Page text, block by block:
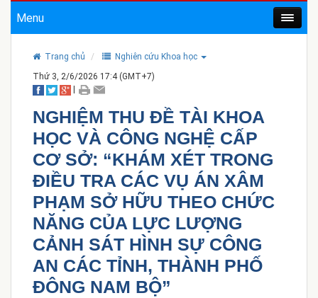
Menu
Trang chủ
Nghiên cứu Khoa học
Thứ 3, 2/6/2026 17:4 (GMT+7)
NGHIỆM THU ĐỀ TÀI KHOA
HỌC VÀ CÔNG NGHỆ CẤP
CƠ SỞ: “KHÁM XÉT TRONG
ĐIỀU TRA CÁC VỤ ÁN XÂM
PHẠM SỞ HỮU THEO CHỨC
NĂNG CỦA LỰC LƯỢNG
CẢNH SÁT HÌNH SỰ CÔNG
AN CÁC TỈNH, THÀNH PHỐ
ĐÔNG NAM BỘ”